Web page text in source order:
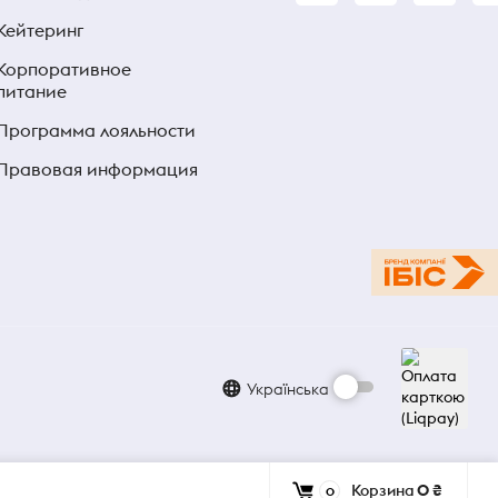
лояльности
информация
Українська
0 Корзина0 ₴